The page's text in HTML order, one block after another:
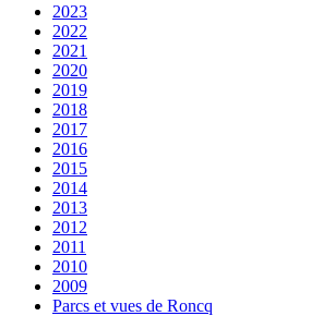
2023
2022
2021
2020
2019
2018
2017
2016
2015
2014
2013
2012
2011
2010
2009
Parcs et vues de Roncq